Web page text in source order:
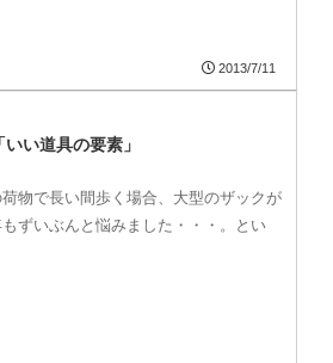
2013/7/11
「いい道具の要素」
物で長い間歩く場合、大型のザックが
ずいぶんと悩みました・・・。とい